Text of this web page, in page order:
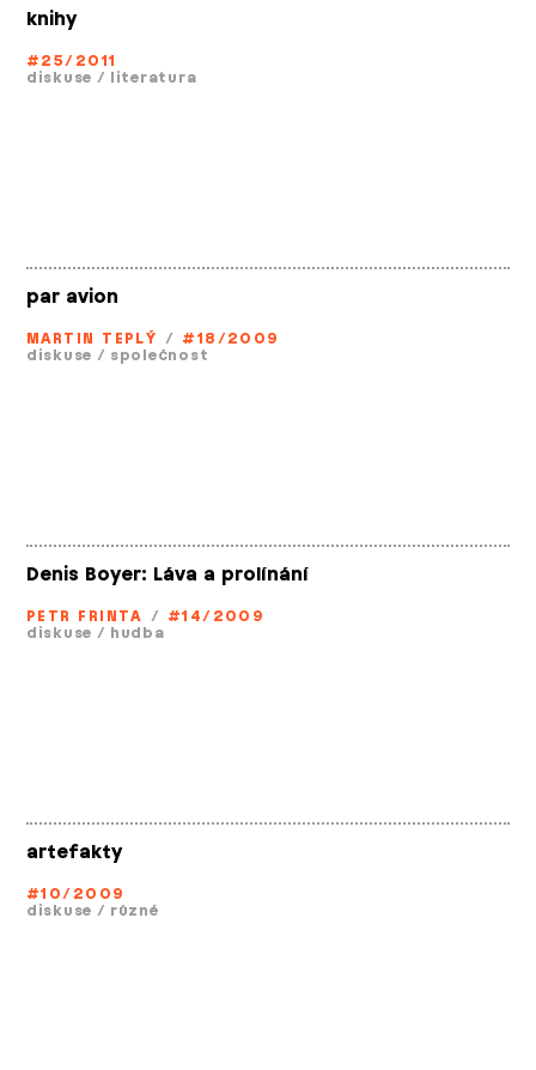
knihy
#25/2011
diskuse / literatura
par avion
MARTIN TEPLÝ / #18/2009
diskuse / společnost
Denis Boyer: Láva a prolínání
PETR FRINTA / #14/2009
diskuse / hudba
artefakty
#10/2009
diskuse / různé